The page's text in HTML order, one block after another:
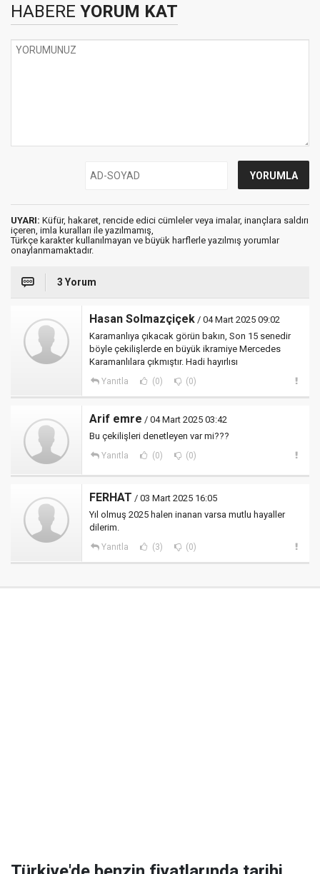
HABERE YORUM KAT
UYARI: Küfür, hakaret, rencide edici cümleler veya imalar, inançlara saldırı
içeren, imla kuralları ile yazılmamış,
Türkçe karakter kullanılmayan ve büyük harflerle yazılmış yorumlar
onaylanmamaktadır.
3 Yorum
Hasan Solmazçiçek / 04 Mart 2025 09:02
Karamanlıya çıkacak görün bakın, Son 15 senedir
böyle çekilişlerde en büyük ikramiye Mercedes
Karamanlılara çıkmıştır. Hadi hayırlısı
Yanıtla (0) (0)
Arif emre / 04 Mart 2025 03:42
Bu çekilişleri denetleyen var mi???
Yanıtla (0) (0)
FERHAT / 03 Mart 2025 16:05
Yıl olmuş 2025 halen inanan varsa mutlu hayaller
dilerim.
Yanıtla (3) (0)